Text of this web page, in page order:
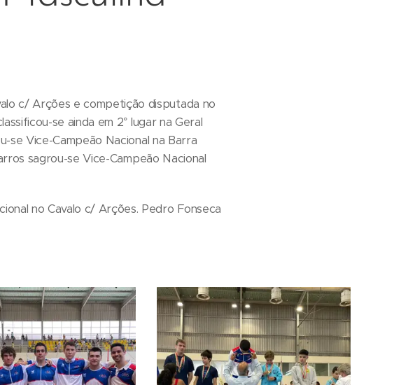
c/ Arções e competição disputada no
se ainda em 2° lugar na Geral
se Vice-Campeão Nacional na Barra
sagrou-se Vice-Campeão Nacional
no Cavalo c/ Arções. Pedro Fonseca